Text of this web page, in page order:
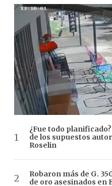
¿Fue todo
de los supuestos
Roselin
Robaron más de G.
de oro asesinados en